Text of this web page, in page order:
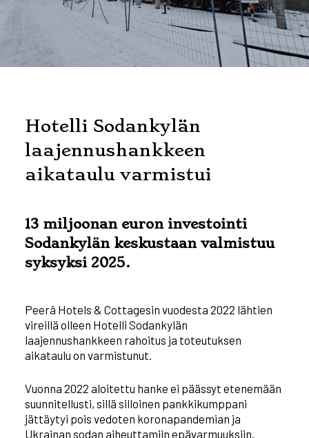
Hotelli Sodankylän
laajennushankkeen
aikataulu varmistui
13 miljoonan euron investointi
Sodankylän keskustaan valmistuu
syksyksi 2025.
Peerâ Hotels & Cottagesin vuodesta 2022 lähtien
vireillä olleen Hotelli Sodankylän
laajennushankkeen rahoitus ja toteutuksen
aikataulu on varmistunut.
Vuonna 2022 aloitettu hanke ei päässyt etenemään
suunnitellusti, sillä silloinen pankkikumppani
jättäytyi pois vedoten koronapandemian ja
Ukrainan sodan aiheuttamiin epävarmuuksiin.